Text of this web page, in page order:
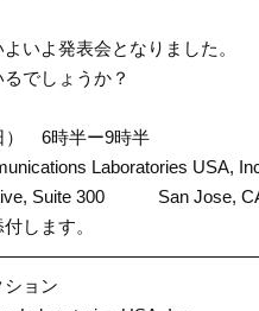
いよ発表会となりました。
でしょうか？
） 6時半ー9時半
Laboratories USA,
300 San Jose, CA
します。
ション